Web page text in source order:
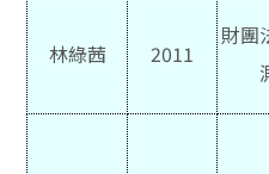
林綠茜 2011
財團